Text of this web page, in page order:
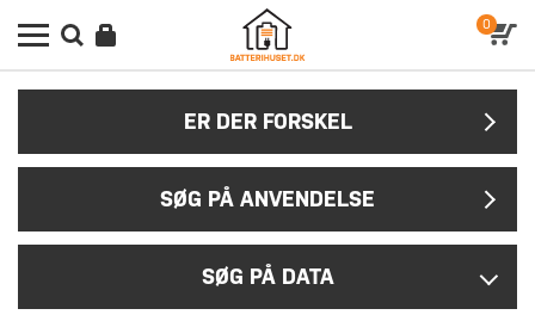
0
ER DER FORSKEL
SØG PÅ ANVENDELSE
SØG PÅ DATA